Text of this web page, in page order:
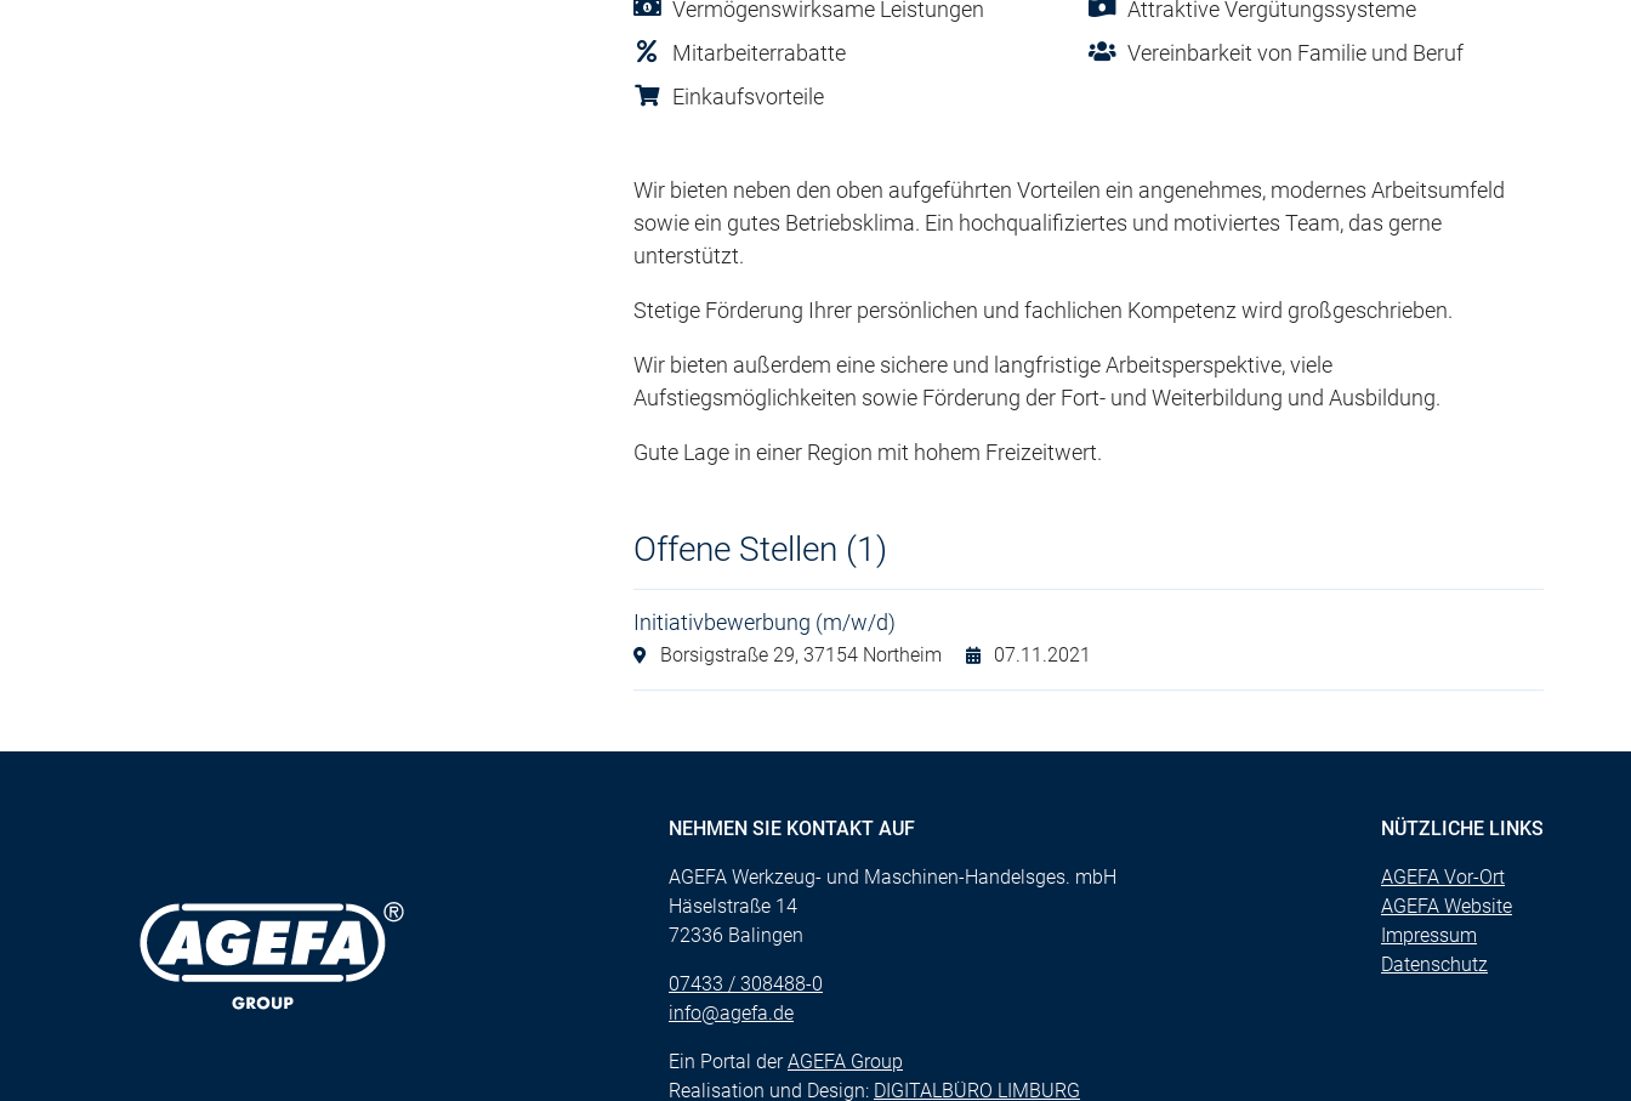
Vermögenswirksame Leistungen
Attraktive Vergütungssysteme
Mitarbeiterrabatte
Vereinbarkeit von Familie und Beruf
Einkaufsvorteile
Wir bieten neben den oben aufgeführten Vorteilen ein angenehmes, modernes Arbeitsumfeld
sowie ein gutes Betriebsklima. Ein hochqualifiziertes und motiviertes Team, das gerne
unterstützt.
Stetige Förderung Ihrer persönlichen und fachlichen Kompetenz wird großgeschrieben.
Wir bieten außerdem eine sichere und langfristige Arbeitsperspektive, viele
Aufstiegsmöglichkeiten sowie Förderung der Fort- und Weiterbildung und Ausbildung.
Gute Lage in einer Region mit hohem Freizeitwert.
Offene Stellen (1)
Initiativbewerbung (m/w/d)
Borsigstraße 29, 37154 Northeim 07.11.2021
NEHMEN SIE KONTAKT AUF
AGEFA Werkzeug- und Maschinen-Handelsges. mbH
Häselstraße 14
72336 Balingen
07433 / 308488-0
info@agefa.de
Ein Portal derAGEFA Group
Realisation und Design: DIGITALBÜRO LIMBURG
NÜTZLICHE LINKS
AGEFA Vor-Ort
AGEFA Website
Impressum
Datenschutz